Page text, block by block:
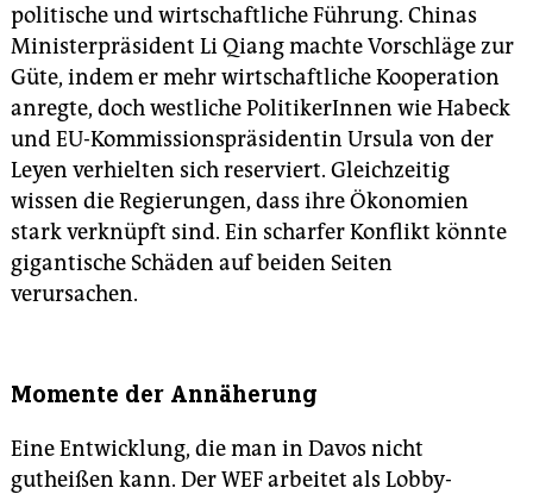
politische und wirtschaftliche Führung. Chinas
Ministerpräsident Li Qiang­ machte Vorschläge zur
Güte, indem er mehr wirtschaftliche Kooperation
anregte, doch westliche PolitikerInnen wie Habeck
und EU-Kommissionspräsidentin Ursula von der
Leyen verhielten sich reserviert. Gleichzeitig
wissen die Regierungen, dass ihre Ökonomien
stark verknüpft sind. Ein scharfer Konflikt könnte
gigantische Schäden auf beiden Seiten
verursachen.
Momente der Annäherung
Eine Entwicklung, die man in Davos nicht
gutheißen kann. Der WEF arbeitet als Lobby­